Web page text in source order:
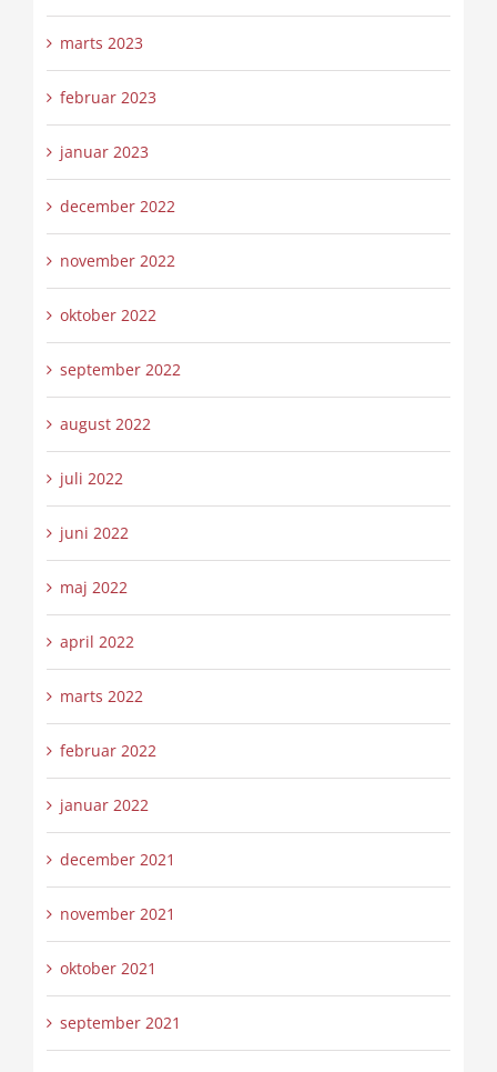
marts 2023
februar 2023
januar 2023
december 2022
november 2022
oktober 2022
september 2022
august 2022
juli 2022
juni 2022
maj 2022
april 2022
marts 2022
februar 2022
januar 2022
december 2021
november 2021
oktober 2021
september 2021